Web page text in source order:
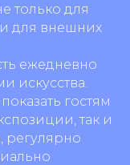
только для
и для внешних
ежедневно
искусства.
гостям
так и
регулярно